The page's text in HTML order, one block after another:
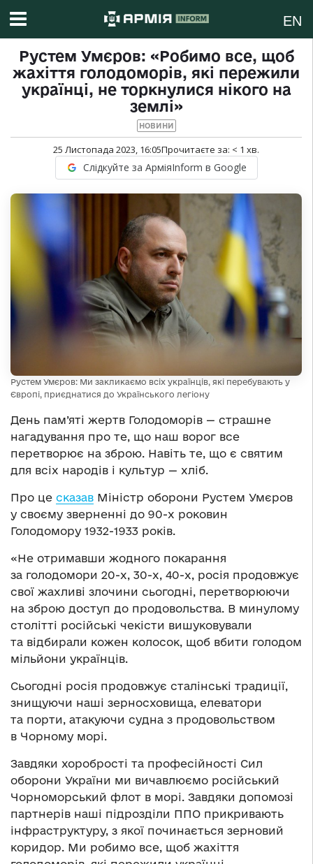
EN
Рустем Умєров: «Робимо все, щоб
жахіття голодоморів, які пережили
українці, не торкнулися нікого на
землі»
НОВИНИ
25 Листопада 2023, 16:05Прочитаєте за: < 1 хв.
Слідкуйте за АрміяInform в Google
Рустем Умєров: Ми закликаємо всіх українців, які перебувають у
Європі, приєднатися до Українського легіону
День пам’яті жертв Голодоморів — страшне
нагадування про те, що наш ворог все
перетворює на зброю. Навіть те, що є святим
для всіх народів і культур — хліб.
Про це сказав Міністр оборони Рустем Умєров
у своєму зверненні до 90-х роковин
Голодомору 1932-1933 років.
«Не отримавши жодного покарання
за голодомори 20-х, 30-х, 40-х, росія продовжує
свої жахливі злочини сьогодні, перетворюючи
на зброю доступ до продовольства. В минулому
столітті російські чекісти вишуковували
та відбирали кожен колосок, щоб вбити голодом
мільйони українців.
Сьогодні росія продовжує сталінські традиції,
знищуючи наші зерносховища, елеватори
та порти, атакуючи судна з продовольством
в Чорному морі.
Завдяки хоробрості та професійності Сил
оборони України ми вичавлюємо російський
Чорноморський флот в морі. Завдяки допомозі
партнерів наші підрозділи ППО прикривають
інфраструктуру, з якої починається зерновий
коридор. Ми робимо все, щоб жахіття